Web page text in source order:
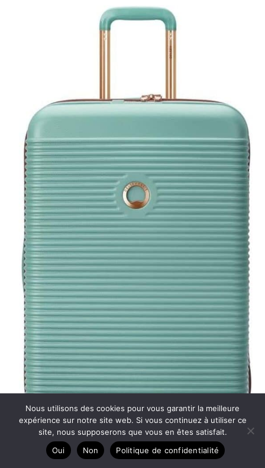
Nous utilisons des cookies pour vous garantir la meilleure
expérience sur notre site web. Si vous continuez à utiliser ce
site, nous supposerons que vous en êtes satisfait.
Oui
Non Politique de confidentialité